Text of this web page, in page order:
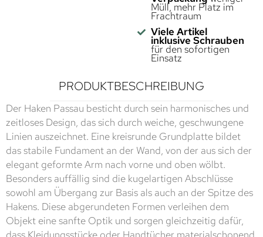
Müll, mehr Platz im
Frachtraum
Viele Artikel
inklusive Schrauben
für den sofortigen
Einsatz
PRODUKTBESCHREIBUNG
Der Haken Passau besticht durch sein harmonisches und
zeitloses Design, das sich durch weiche, geschwungene
Linien auszeichnet. Eine kreisrunde Grundplatte bildet
das stabile Fundament an der Wand, von der aus sich der
elegant geformte Arm nach vorne und oben wölbt.
Besonders auffällig sind die kugelartigen Abschlüsse
sowohl am Übergang zur Basis als auch an der Spitze des
Hakens. Diese abgerundeten Formen verleihen dem
Objekt eine sanfte Optik und sorgen gleichzeitig dafür,